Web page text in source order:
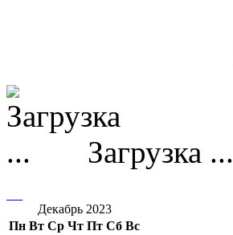
Загрузка ...
Декабрь 2023
Пн Вт Ср Чт Пт Сб Вс